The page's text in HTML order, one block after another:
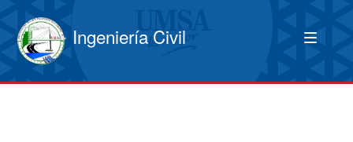
Ingeniería Civil